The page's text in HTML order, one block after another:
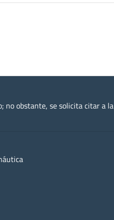
no obstante, se solicita citar a la